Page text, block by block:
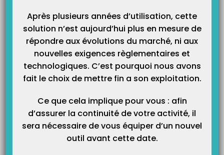
Après plusieurs années d’utilisation, cette
solution n’est aujourd’hui plus en mesure de
répondre aux évolutions du marché, ni aux
nouvelles exigences règlementaires et
technologiques. C’est pourquoi nous avons
fait le choix de mettre fin a son exploitation.
Ce que cela implique pour vous : afin
d’assurer la continuité de votre activité, il
sera nécessaire de vous équiper d’un nouvel
outil avant cette date.